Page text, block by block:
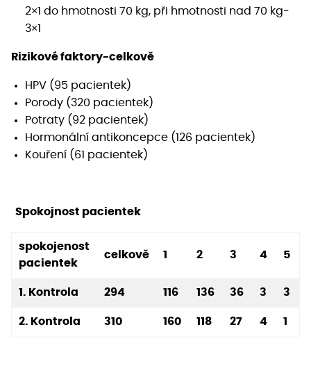
2×1 do hmotnosti 70 kg, při hmotnosti nad 70 kg-
3×1
Rizikové faktory-celkově
HPV (95 pacientek)
Porody (320 pacientek)
Potraty (92 pacientek)
Hormonální antikoncepce (126 pacientek)
Kouření (61 pacientek)
Spokojnost pacientek
spokojenost
pacientek
celkově 1 2 3 4 5
1. Kontrola 294 116 136 36 3 3
2. Kontrola 310 160 118 27 4 1